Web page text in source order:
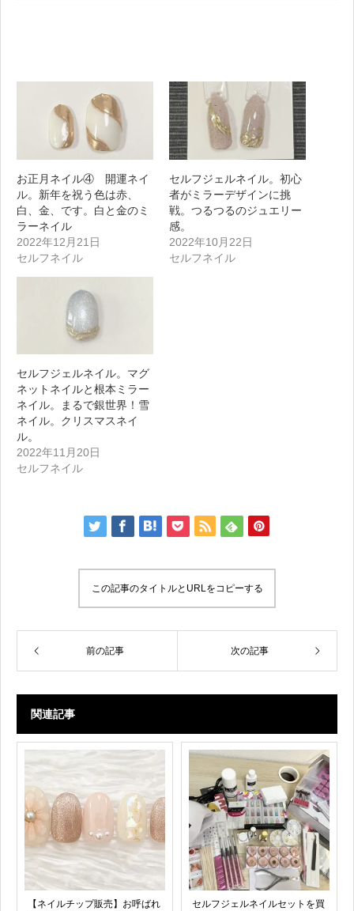
お正月ネイル④ 開運ネイ
ル。新年を祝う色は赤、
白、金、です。白と金のミ
ラーネイル
2022年12月21日
セルフネイル
セルフジェルネイル。初心
者がミラーデザインに挑
戦。つるつるのジュエリー
感。
2022年10月22日
セルフネイル
セルフジェルネイル。マグ
ネットネイルと根本ミラー
ネイル。まるで銀世界！雪
ネイル。クリスマスネイ
ル。
2022年11月20日
セルフネイル
この記事のタイトルとURLをコピーする
前の記事 次の記事
関連記事
【ネイルチップ販売】お呼ばれ
セルフジェルネイルセットを買